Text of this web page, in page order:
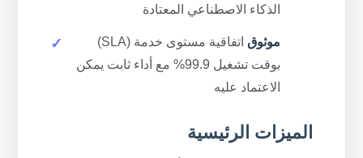
الذكاء الاصطناعي المعتادة
موثوق
اتفاقية مستوى خدمة (SLA)
بوقت تشغيل 99.9% مع أداء ثابت يمكن
الاعتماد عليه
الميزات الرئيسية